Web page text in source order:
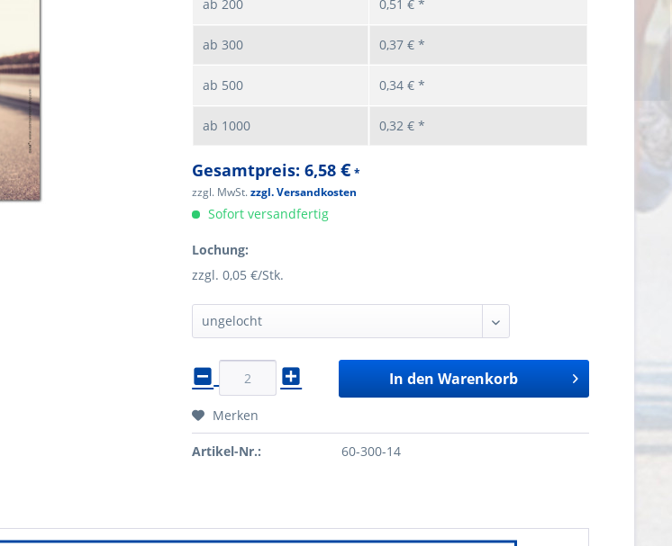
ab200 0,51 € *
ab300 0,37 € *
ab 500 0,34 € *
ab 1000 0,32 € *
Gesamtpreis:6,58 € *
zzgl. MwSt.zzgl. Versandkosten
Sofort versandfertig
Lochung:
zzgl. 0,05 €/Stk.
In den Warenkorb
Merken
Artikel-Nr.: 60-300-14